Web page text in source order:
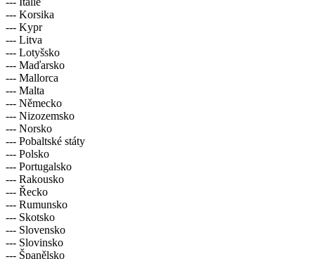
--- Island
--- Itálie
--- Korsika
--- Kypr
--- Litva
--- Lotyšsko
--- Maďarsko
--- Mallorca
--- Malta
--- Německo
--- Nizozemsko
--- Norsko
--- Pobaltské státy
--- Polsko
--- Portugalsko
--- Rakousko
--- Řecko
--- Rumunsko
--- Skotsko
--- Slovensko